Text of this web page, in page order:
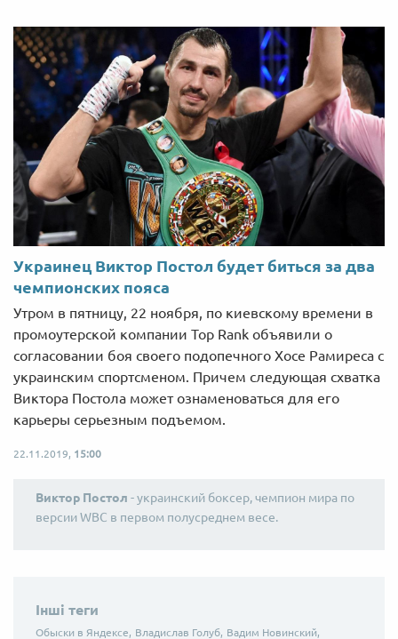
Украинец Виктор Постол будет биться за два
чемпионских пояса
Утром в пятницу, 22 ноября, по киевскому времени в
промоутерской компании Top Rank объявили о
согласовании боя своего подопечного Хосе Рамиреса с
украинским спортсменом. Причем следующая схватка
Виктора Постола может ознаменоваться для его
карьеры серьезным подъемом.
22.11.2019, 15:00
Виктор Постол - украинский боксер, чемпион мира по
версии WBC в первом полусреднем весе.
Інші теги
Обыски в Яндексе, Владислав Голуб, Вадим Новинский,